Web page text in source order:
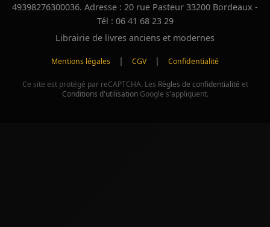
49398276300036. Adresse : 20 rue Pasteur 33200 Bordeaux -
Tél : 06 41 68 23 29
Librairie de livres anciens et modernes
Mentions légales | CGV | Confidentialité
Ce site est protégé par reCAPTCHA. Les Règles de confidentialité et
Conditions d'utilisationGoogle s'appliquent.